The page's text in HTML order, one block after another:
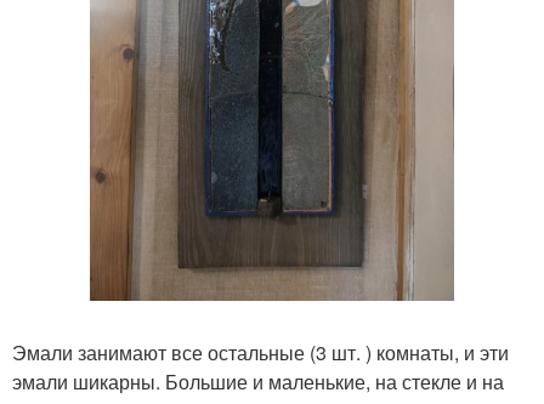
Эмали занимают все остальные (3 шт. ) комнаты, и эти
эмали шикарны. Большие и маленькие, на стекле и на